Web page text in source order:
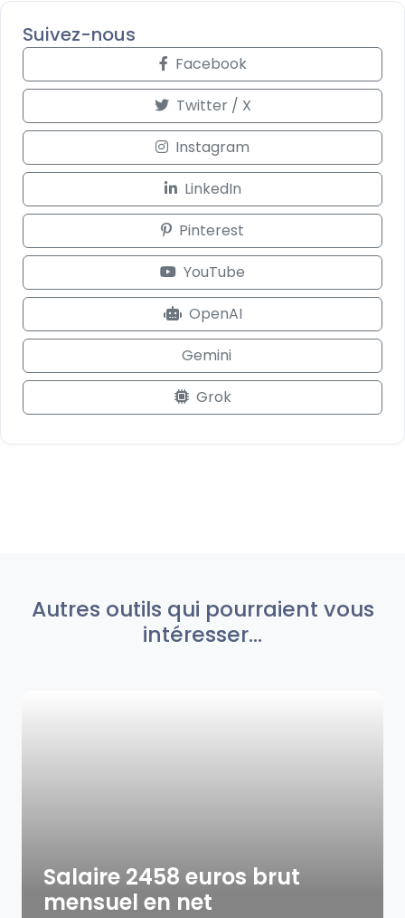
Suivez-nous
Facebook
Twitter / X
Instagram
LinkedIn
Pinterest
YouTube
OpenAI
Gemini
Grok
Autres outils qui pourraient vous
intéresser...
Salaire 2458 euros brut
mensuel en net